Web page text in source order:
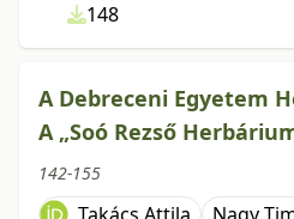
148
A Debreceni Egyetem
A „Soó Rezső
142-155